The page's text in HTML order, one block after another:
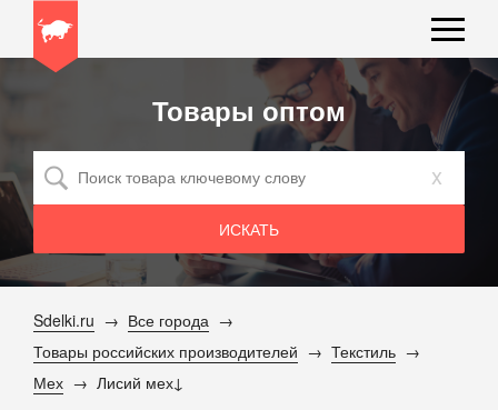
Товары оптом
x
Sdelki.ru
Все города
Товары российских производителей
Текстиль
Мех
Лисий мех